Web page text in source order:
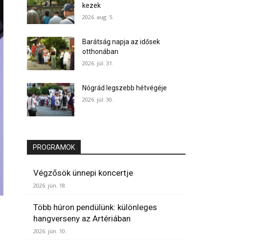
kezek
2026. aug. 5.
Barátság napja az idősek
otthonában
2026. júl. 31.
Nógrád legszebb hétvégéje
2026. júl. 30.
PROGRAMOK
Végzősök ünnepi koncertje
2026. jún. 18.
Több húron pendülünk: különleges
hangverseny az Artériában
2026. jún. 10.